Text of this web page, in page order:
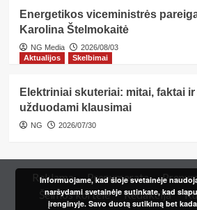
Energetikos viceministrės
Karolina Štelmokaitė
NG Media
2026/08/03
Aktualijos
Skelbimai
Elektriniai skuteriai: mitai, faktai
užduodami klausimai
NG 2026/07/30
Reklama Prenumerata
Šeimos kortelė
Redakcija
Informuojame, kad šioje svetainėje
naršydami svetainėje sutinkate, kad
įrenginyje. Savo duotą sutikimą bet